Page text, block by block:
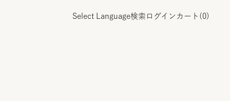
Select Language検索 ログイン カート( 0)